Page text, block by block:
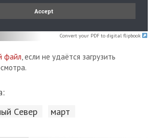
Convert your PDF to digital flipbook
файл, если не удаётся загрузить
Cевер март